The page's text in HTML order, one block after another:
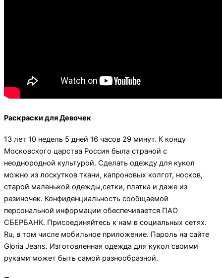
Раскраски для Девочек
13 лет 10 недель 5 дней 16 часов 29 минут. К концу
Московского царства Россия была страной с
неоднородной культурой. Сделать одежду для кукол
можно из лоскутков ткани, капроновых колгот, носков,
старой маленькой одежды,сетки, платка и даже из
резиночек. Конфиденциальность сообщаемой
персональной информации обеспечивается ПАО
СБЕРБАНК. Присоединяйтесь к нам в социальных cетях.
Ru, в том числе мобильное приложение. Пароль на сайте
Gloria Jeans. Изготовленная одежда для кукол своими
руками может быть самой разнообразной.